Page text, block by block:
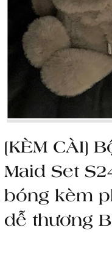
[KÈM CÀI]
Maid Set
bóng kèm
dễ thương